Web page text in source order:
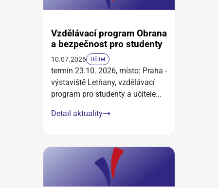
Vzdělávací program Obrana
a bezpečnost pro studenty
10.07.2026 Učitel
termín 23.10. 2026, místo: Praha -
výstaviště Letňany, vzdělávací
program pro studenty a učitele...
Detail aktuality